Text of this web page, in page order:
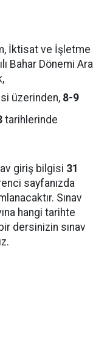
İktisat ve İşletme
Bahar Dönemi Ara
üzerinden, 8-9
tarihlerinde
giriş bilgisi 31
sayfanızda
Sınav
hangi tarihte
dersinizin sınav